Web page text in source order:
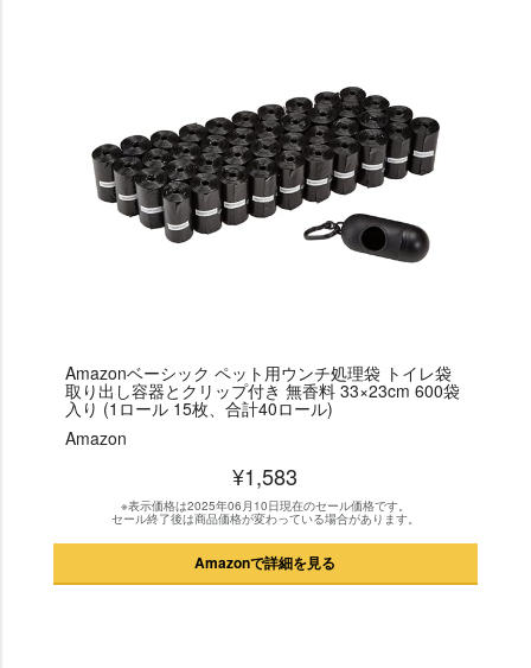
Amazonベーシック ペット用ウンチ処理袋 トイレ袋
取り出し容器とクリップ付き 無香料 33×23cm 600袋
入り (1ロール 15枚、合計40ロール)
Amazon
¥1,583
※表示価格は2025年06月10日現在のセール価格です。
セール終了後は商品価格が変わっている場合があります。
Amazonで詳細を見る